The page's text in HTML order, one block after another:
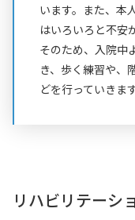
います。また、本
はいろいろと不安
そのため、入院中
き、歩く練習や、
どを行っていきます
リハビリテーシ